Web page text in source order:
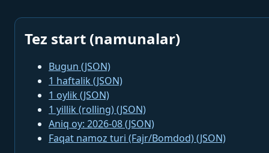
Tez start (namunalar)
Bugun (JSON)
1 haftalik (JSON)
1 oylik (JSON)
1 yillik (rolling) (JSON)
Aniq oy: 2026-08 (JSON)
Faqat namoz turi (Fajr/Bomdod) (JSON)